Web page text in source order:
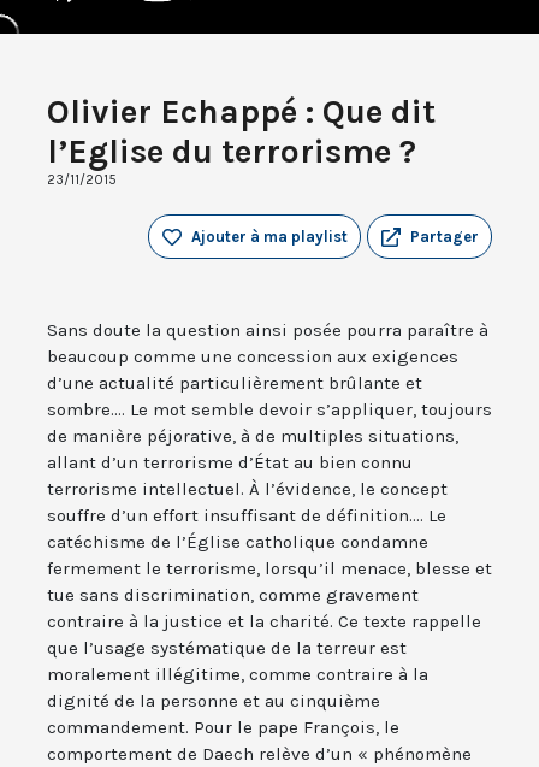
Olivier Echappé : Que dit
l’Eglise du terrorisme ?
23/11/2015
Partager
Ajouter à ma playlist
Sans doute la question ainsi posée pourra paraître à
beaucoup comme une concession aux exigences
d’une actualité particulièrement brûlante et
sombre.... Le mot semble devoir s’appliquer, toujours
de manière péjorative, à de multiples situations,
allant d’un terrorisme d’État au bien connu
terrorisme intellectuel. À l’évidence, le concept
souffre d’un effort insuffisant de définition.... Le
catéchisme de l’Église catholique condamne
fermement le terrorisme, lorsqu’il menace, blesse et
tue sans discrimination, comme gravement
contraire à la justice et la charité. Ce texte rappelle
que l’usage systématique de la terreur est
moralement illégitime, comme contraire à la
dignité de la personne et au cinquième
commandement. Pour le pape François, le
comportement de Daech relève d’un « phénomène